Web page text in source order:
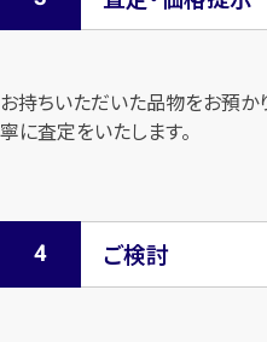
お持ちいただいた品物をお預
寧に査定をいたします。
ご検討